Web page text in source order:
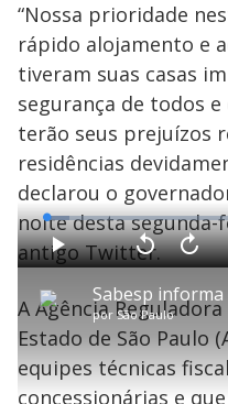
“Nossa prioridade
rápido alojamento e
tiveram suas casas
segurança de todos
terão seus prejuízos
residências
declarou o
noite desta segunda-
antigo Twitter.
por São Paulo
P V
t
a
r
0
e
g
n
A
n
ç
a
1
s
e
u
L
o
a
d
e
6
.
6
3
%
A Agência
Estado de São Paulo
equipes técnicas
concessionárias e